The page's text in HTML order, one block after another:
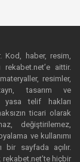
Kod, haber, resim,
aittir.
resimler,
tasarım ve
yasa telif hakları
ticari olarak
değiştirilemez,
ve kullanımı
bir sayfada açılır.
rekabet.net’te hiçbir